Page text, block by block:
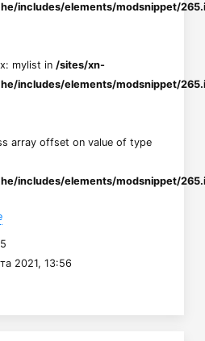
includes/elements/modsnippet/
mylist in /sites/xn-
includes/elements/modsnippet/
array offset on value of type
includes/elements/modsnippet/
2021, 13:56